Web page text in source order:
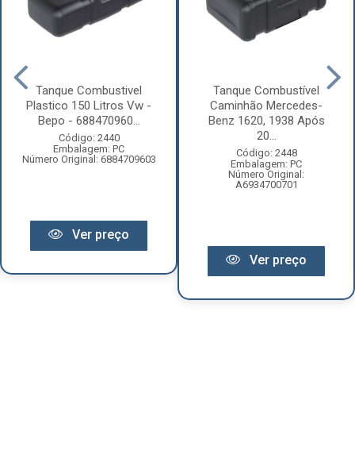
Tanque Combustivel
Plastico 150 Litros Vw -
Bepo - 688470960...
Código: 2440
Embalagem: PC
Número Original: 6884709603
Ver preço
Tanque Combustível
Caminhão Mercedes-
Benz 1620, 1938 Após
20...
Código: 2448
Embalagem: PC
Número Original:
A6934700701
Ver preço